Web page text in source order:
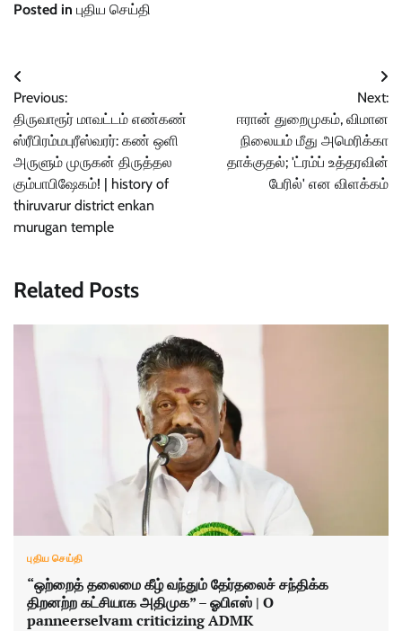
Posted in புதிய செய்தி
Post
navigation
Previous:
திருவாரூர் மாவட்டம் எண்கண்
ஸ்ரீபிரம்மபுரீஸ்வரர்: கண் ஒளி
அருளும் முருகன் திருத்தல
கும்பாபிஷேகம்! | history of
thiruvarur district enkan
murugan temple
Next:
ஈரான் துறைமுகம், விமான
நிலையம் மீது அமெரிக்கா
தாக்குதல்; 'ட்ரம்ப் உத்தரவின்
பேரில்' என விளக்கம்
Related Posts
புதிய செய்தி
“ஒற்றைத் தலைமை கீழ் வந்தும் தேர்தலைச் சந்திக்க
திறனற்ற கட்சியாக அதிமுக” – ஓபிஎஸ் | O
panneerselvam criticizing ADMK